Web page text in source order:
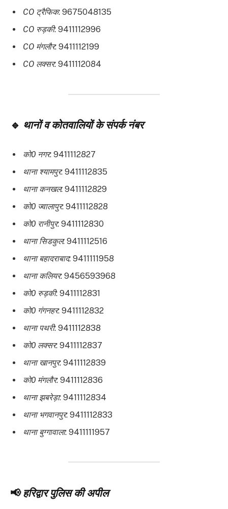
CO ट्रैफिक: 9675048135
CO रुड़की: 9411112996
CO मंगलौर: 9411112199
CO लक्सर: 9411112084
🔹 थानों व कोतवालियों के संपर्क नंबर
को0 नगर: 9411112827
थाना श्यामपुर: 9411112835
थाना कनखल: 9411112829
को0 ज्वालापुर: 9411112828
को0 रानीपुर: 9411112830
थाना सिडकुल: 9411112516
थाना बहादराबाद: 9411111958
थाना कलियर: 9456593968
को0 रुड़की: 9411112831
को0 गंगनहर: 9411112832
थाना पथरी: 9411112838
को0 लक्सर: 9411112837
थाना खानपुर: 9411112839
को0 मंगलौर: 9411112836
थाना झबरेड़ा: 9411112834
थाना भगवानपुर: 9411112833
थाना बुग्गावाला: 9411111957
📢हरिद्वार पुलिस की अपील